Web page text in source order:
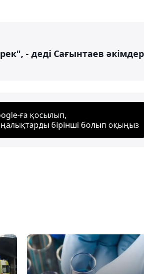
- деді Сағынтаев әкімдер
ға қосылып,
бірінші болып оқыңыз